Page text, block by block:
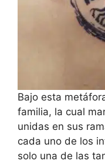
Bajo esta
familia, la cual
unidas en sus
cada uno de los
solo una de las